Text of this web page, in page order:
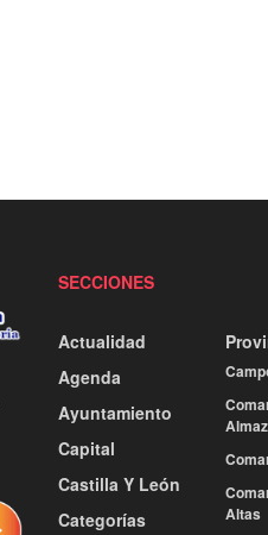
SECCIONES
Actualidad
Agenda
Ayuntamiento
Capital
Castilla Y León
Categorías
Altas